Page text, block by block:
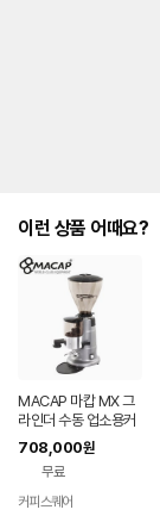
이런 상품 어때요?
MACAP 마캅 MX 그
라인더 수동 업소용커
피그라인더
708,000원
무료
커피스퀘어